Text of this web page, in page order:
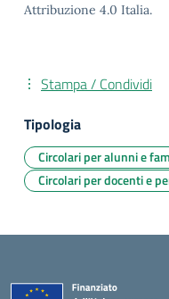
Attribuzione 4.0 Italia.
Stampa / Condividi
Tipologia
Circolari per alunni e
Circolari per docenti e